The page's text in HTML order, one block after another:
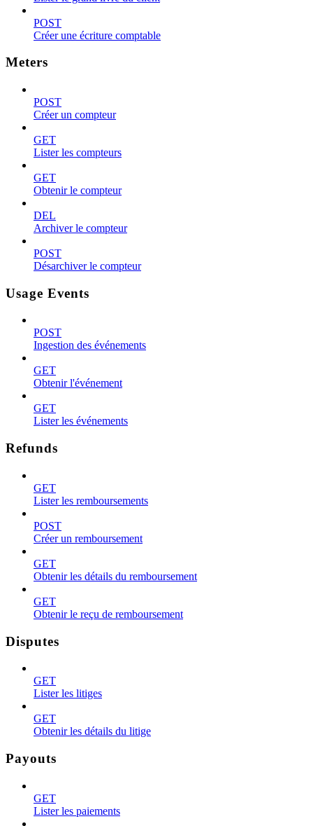
POST
Créer une écriture comptable
Meters
POST
Créer un compteur
GET
Lister les compteurs
GET
Obtenir le compteur
DEL
Archiver le compteur
POST
Désarchiver le compteur
Usage Events
POST
Ingestion des événements
GET
Obtenir l'événement
GET
Lister les événements
Refunds
GET
Lister les remboursements
POST
Créer un remboursement
GET
Obtenir les détails du remboursement
GET
Obtenir le reçu de remboursement
Disputes
GET
Lister les litiges
GET
Obtenir les détails du litige
Payouts
GET
Lister les paiements